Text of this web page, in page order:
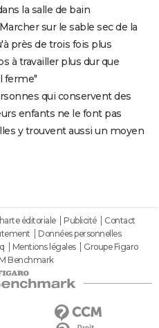
la salle de bain
sur le sable sec de la
près de trois fois plus
à travailler plus dur que
ferme"
qui conservent des
enfants ne le font pas
y trouvent aussi un moyen
éditoriale Publicité
Contact
Données personnelles
Mentions légales
Groupe Figaro
Benchmark